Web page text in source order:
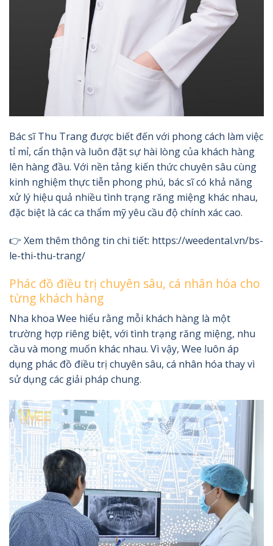
Bác sĩ Thu Trang được biết đến với phong cách làm việc
tỉ mỉ, cẩn thận và luôn đặt sự hài lòng của khách hàng
lên hàng đầu. Với nền tảng kiến thức chuyên sâu cùng
kinh nghiệm thực tiễn phong phú, bác sĩ có khả năng
xử lý hiệu quả nhiều tình trạng răng miệng khác nhau,
đặc biệt là các ca thẩm mỹ yêu cầu độ chính xác cao.
👉 Xem thêm thông tin chi tiết: https://weedental.vn/bs-
le-thi-thu-trang/
Phác đồ điều trị chuyên sâu, cá nhân hóa cho
từng khách hàng
Nha khoa Wee hiểu rằng mỗi khách hàng là một
trường hợp riêng biệt, với tình trạng răng miệng, nhu
cầu và mong muốn khác nhau. Vì vậy, Wee luôn áp
dụng phác đồ điều trị chuyên sâu, cá nhân hóa thay vì
sử dụng các giải pháp chung.